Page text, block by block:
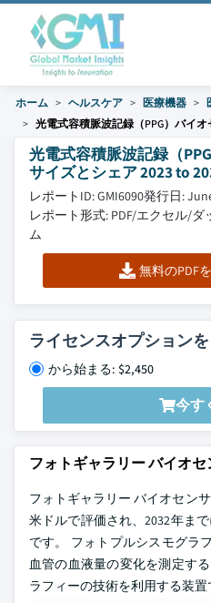
ホーム ヘルスケア 医療機器
光電式容積脈波記録（PPG）バイ
光電式容積脈波記録（
サイズとシェア 2023 to
レポートID: GMI6090発行日:
レポート形式: PDF/エクセル/
ム
無料のPDF
ライセンスオプション
から始まる: $2,450
今す
フォトギャラリー バイオ
フォトギャラリー バイオセン
米ドルで評価され、2032年ま
です。 フォトプルシスモグラ
血管の血液量の変化を測定す
ラフィーの技術を利用する装置